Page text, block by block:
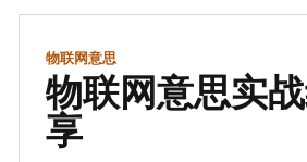
物联网意思
物联网意思实
享